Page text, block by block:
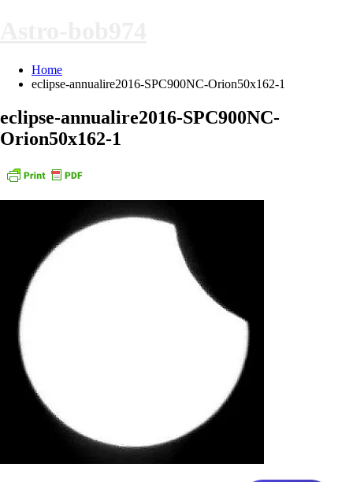
Home
eclipse-annualire2016-SPC900NC-Orion50x162-1
eclipse-annualire2016-SPC900NC-
Orion50x162-1